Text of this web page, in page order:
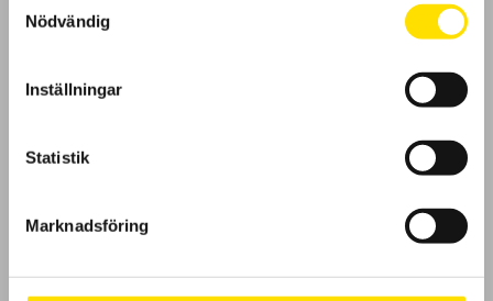
Nödvändig
Inställningar
Statistik
Marknadsföring